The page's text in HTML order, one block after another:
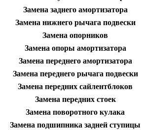
Замена заднего амортизатора
Замена нижнего рычага подвески
Замена опорников
Замена опоры амортизатора
Замена переднего амортизатора
Замена переднего рычага подвески
Замена передних сайлентблоков
Замена передних стоек
Замена поворотного кулака
Замена подшипника задней ступицы